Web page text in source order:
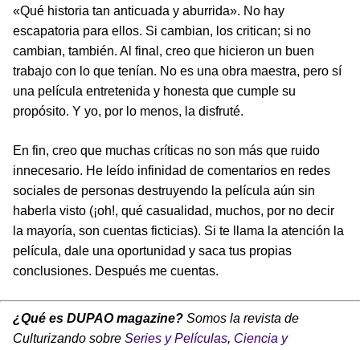
«Qué historia tan anticuada y aburrida». No hay
escapatoria para ellos. Si cambian, los critican; si no
cambian, también. Al final, creo que hicieron un buen
trabajo con lo que tenían. No es una obra maestra, pero sí
una película entretenida y honesta que cumple su
propósito. Y yo, por lo menos, la disfruté.
En fin, creo que muchas críticas no son más que ruido
innecesario. He leído infinidad de comentarios en redes
sociales de personas destruyendo la película aún sin
haberla visto (¡oh!, qué casualidad, muchos, por no decir
la mayoría, son cuentas ficticias). Si te llama la atención la
película, dale una oportunidad y saca tus propias
conclusiones. Después me cuentas.
¿Qué es DUPAO magazine? Somos la revista de
Culturizando sobre Series y Películas, Ciencia y